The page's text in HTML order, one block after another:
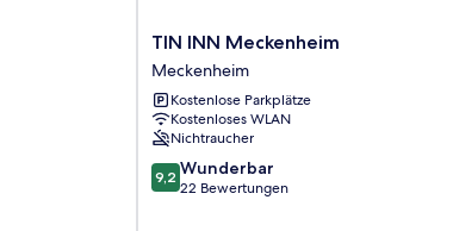
TIN
INN
Meckenheim
Meckenheim
TIN INN Meckenheim
Meckenheim
Kostenlose Parkplätze
Kostenloses WLAN
Nichtraucher
9.2
von
9,2 Wunderbar
22 Bewertungen